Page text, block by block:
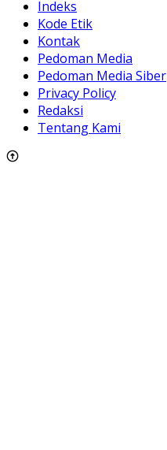
Indeks
Kode Etik
Kontak
Pedoman Media
Pedoman Media Siber
Privacy Policy
Redaksi
Tentang Kami